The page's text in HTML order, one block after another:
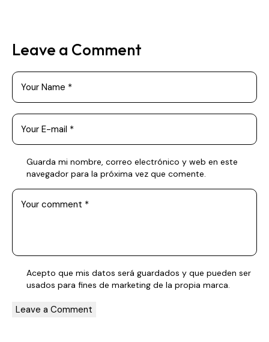
Leave a Comment
Guarda mi nombre, correo electrónico y web en este
navegador para la próxima vez que comente.
Acepto que mis datos será guardados y que pueden ser
usados para fines de marketing de la propia marca.